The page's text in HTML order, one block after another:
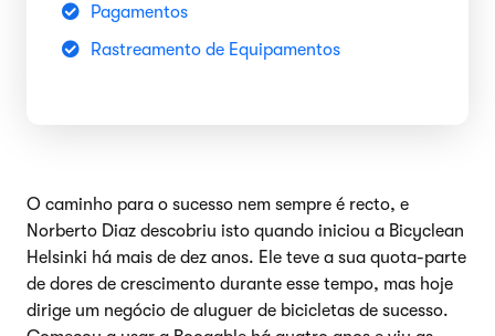
Pagamentos
Rastreamento de Equipamentos
O caminho para o sucesso nem sempre é recto, e
Norberto Diaz descobriu isto quando iniciou a Bicyclean
Helsinki há mais de dez anos. Ele teve a sua quota-parte
de dores de crescimento durante esse tempo, mas hoje
dirige um negócio de aluguer de bicicletas de sucesso.